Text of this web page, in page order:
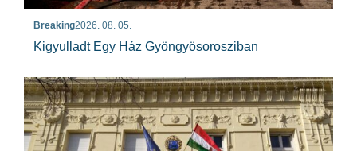
Breaking2026. 08. 05.
Kigyulladt Egy Ház Gyöngyösorosziban